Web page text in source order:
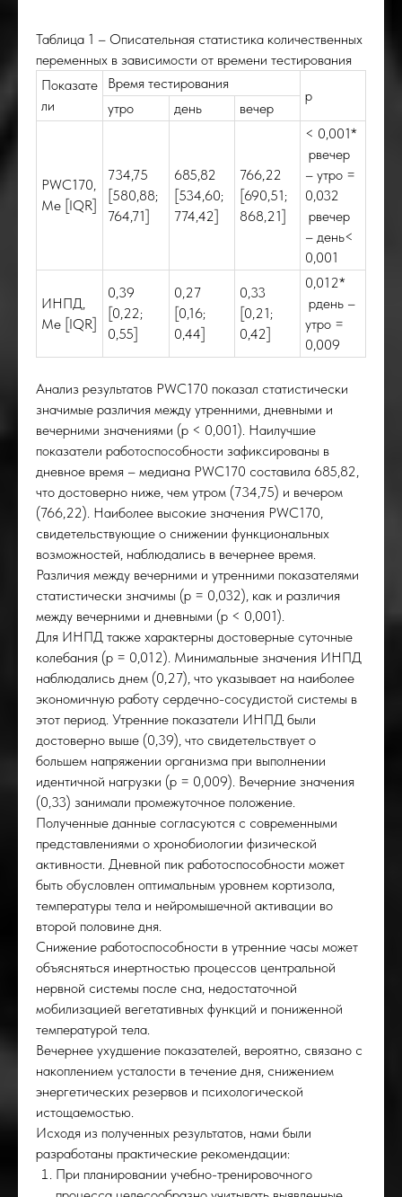
Таблица 1 – Описательная статистика количественных
переменных в зависимости от времени тестирования
Показате
ли
Время тестирования
p
утро день вечер
PWC170,
Me [IQR]
734,75
[580,88;
764,71]
685,82
[534,60;
774,42]
766,22
[690,51;
868,21]
< 0,001*
pвечер
– утро =
0,032
pвечер
– день<
0,001
ИНПД,
Me [IQR]
0,39
[0,22;
0,55]
0,27
[0,16;
0,44]
0,33
[0,21;
0,42]
0,012*
pдень –
утро =
0,009
Анализ результатов PWC170 показал статистически
значимые различия между утренними, дневными и
вечерними значениями (p < 0,001). Наилучшие
показатели работоспособности зафиксированы в
дневное время – медиана PWC170 составила 685,82,
что достоверно ниже, чем утром (734,75) и вечером
(766,22). Наиболее высокие значения PWC170,
свидетельствующие о снижении функциональных
возможностей, наблюдались в вечернее время.
Различия между вечерними и утренними показателями
статистически значимы (p = 0,032), как и различия
между вечерними и дневными (p < 0,001).
Для ИНПД также характерны достоверные суточные
колебания (p = 0,012). Минимальные значения ИНПД
наблюдались днем (0,27), что указывает на наиболее
экономичную работу сердечно-сосудистой системы в
этот период. Утренние показатели ИНПД были
достоверно выше (0,39), что свидетельствует о
большем напряжении организма при выполнении
идентичной нагрузки (p = 0,009). Вечерние значения
(0,33) занимали промежуточное положение.
Полученные данные согласуются с современными
представлениями о хронобиологии физической
активности. Дневной пик работоспособности может
быть обусловлен оптимальным уровнем кортизола,
температуры тела и нейромышечной активации во
второй половине дня.
Снижение работоспособности в утренние часы может
объясняться инертностью процессов центральной
нервной системы после сна, недостаточной
мобилизацией вегетативных функций и пониженной
температурой тела.
Вечернее ухудшение показателей, вероятно, связано с
накоплением усталости в течение дня, снижением
энергетических резервов и психологической
истощаемостью.
Исходя из полученных результатов, нами были
разработаны практические рекомендации:
При планировании учебно-тренировочного